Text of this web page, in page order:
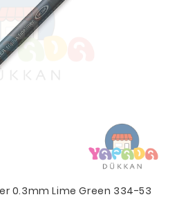
0.3mm Lime Green 334-53